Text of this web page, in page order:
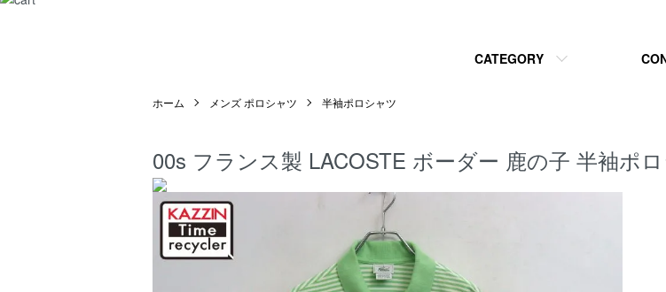
CATEGORY
ホーム メンズ ポロシャツ 半袖ポロシャツ
00s フランス製 LACOSTE ボーダー 鹿の子 半袖ポ